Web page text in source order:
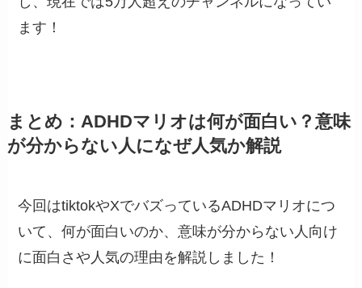
ます！
まとめ：ADHDマリオは何が面白い？意味
が分からない人になぜ人気か解説
今回はtiktokやXでバズっているADHDマリオにつ
いて、何が面白いのか、意味が分からない人向け
に面白さや人気の理由を解説しました！